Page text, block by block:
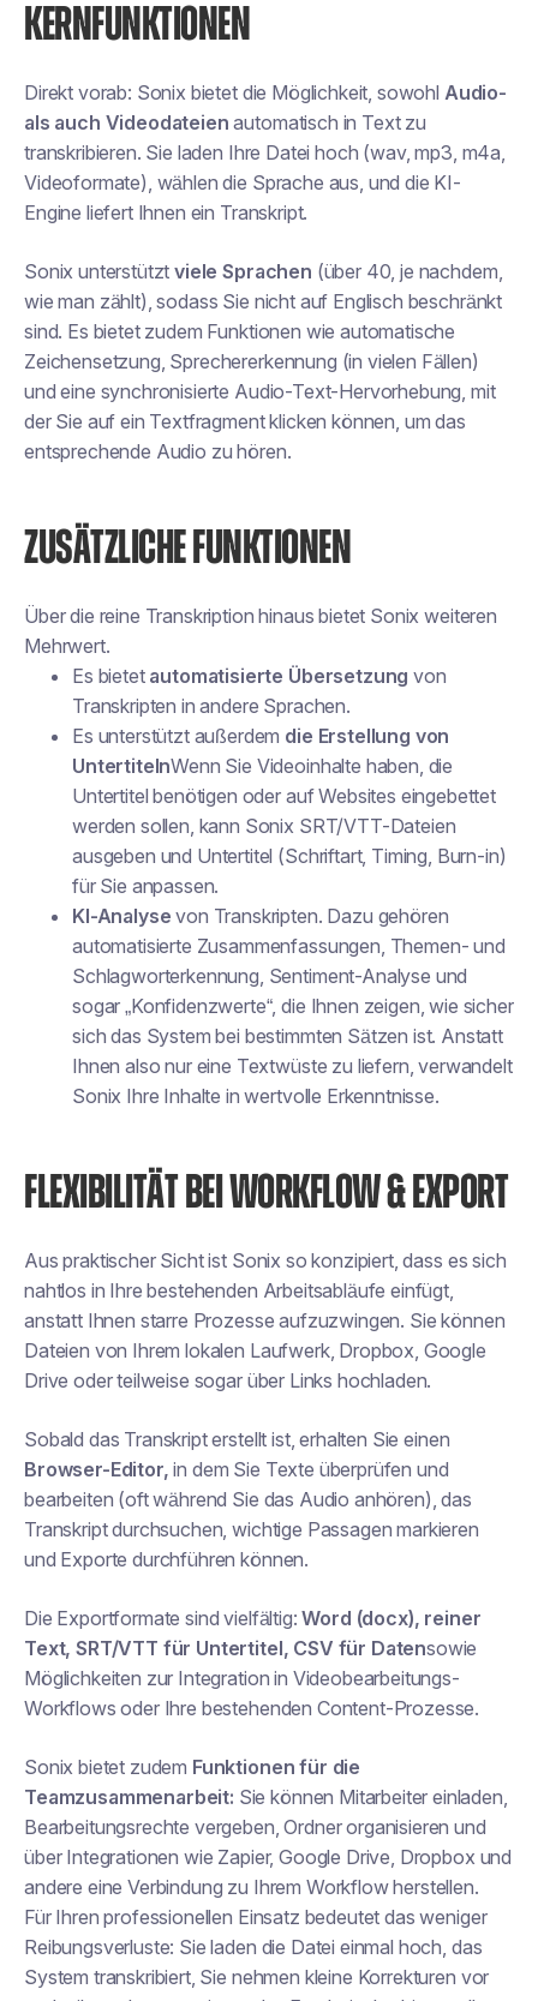
KERNFUNKTIONEN
Direkt vorab: Sonix bietet die Möglichkeit, sowohl Audio-
als auch Videodateien automatisch in Text zu
transkribieren. Sie laden Ihre Datei hoch (wav, mp3, m4a,
Videoformate), wählen die Sprache aus, und die KI-
Engine liefert Ihnen ein Transkript.
Sonix unterstütztviele Sprachen (über 40, je nachdem,
wie man zählt), sodass Sie nicht auf Englisch beschränkt
sind. Es bietet zudem Funktionen wie automatische
Zeichensetzung, Sprechererkennung (in vielen Fällen)
und eine synchronisierte Audio-Text-Hervorhebung, mit
der Sie auf ein Textfragment klicken können, um das
entsprechende Audio zu hören.
ZUSÄTZLICHE FUNKTIONEN
Über die reine Transkription hinaus bietet Sonix weiteren
Mehrwert.
Es bietet automatisierte Übersetzung von
Transkripten in andere Sprachen.
Es unterstützt außerdem die Erstellung von
UntertitelnWenn Sie Videoinhalte haben, die
Untertitel benötigen oder auf Websites eingebettet
werden sollen, kann Sonix SRT/VTT-Dateien
ausgeben und Untertitel (Schriftart, Timing, Burn-in)
für Sie anpassen.
KI-Analyse von Transkripten. Dazu gehören
automatisierte Zusammenfassungen, Themen- und
Schlagworterkennung, Sentiment-Analyse und
sogar „Konfidenzwerte“, die Ihnen zeigen, wie sicher
sich das System bei bestimmten Sätzen ist. Anstatt
Ihnen also nur eine Textwüste zu liefern, verwandelt
Sonix Ihre Inhalte in wertvolle Erkenntnisse.
FLEXIBILITÄT BEI WORKFLOW & EXPORT
Aus praktischer Sicht ist Sonix so konzipiert, dass es sich
nahtlos in Ihre bestehenden Arbeitsabläufe einfügt,
anstatt Ihnen starre Prozesse aufzuzwingen. Sie können
Dateien von Ihrem lokalen Laufwerk, Dropbox, Google
Drive oder teilweise sogar über Links hochladen.
Sobald das Transkript erstellt ist, erhalten Sie einen
Browser-Editor,in dem Sie Texte überprüfen und
bearbeiten (oft während Sie das Audio anhören), das
Transkript durchsuchen, wichtige Passagen markieren
und Exporte durchführen können.
Die Exportformate sind vielfältig:Word (docx), reiner
Text, SRT/VTT für Untertitel, CSV für Datensowie
Möglichkeiten zur Integration in Videobearbeitungs-
Workflows oder Ihre bestehenden Content-Prozesse.
Sonix bietet zudem Funktionen für die
Teamzusammenarbeit: Sie können Mitarbeiter einladen,
Bearbeitungsrechte vergeben, Ordner organisieren und
über Integrationen wie Zapier, Google Drive, Dropbox und
andere eine Verbindung zu Ihrem Workflow herstellen.
Für Ihren professionellen Einsatz bedeutet das weniger
Reibungsverluste: Sie laden die Datei einmal hoch, das
System transkribiert, Sie nehmen kleine Korrekturen vor